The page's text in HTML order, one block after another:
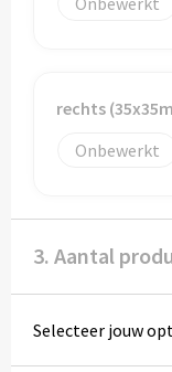
Drinkbekers
Thermosflessen
Mokken & kopjes
rechts
Onbewerkt
3. Aantal
Selecteer jouw